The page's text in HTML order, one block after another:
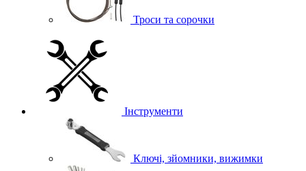
Троси та сорочки
Інструменти
Ключі, зйомники, вижимки